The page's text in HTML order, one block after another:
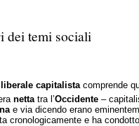
dei temi sociali
capitalistacomprende
nettatra l’Occidente –
e via dicendo erano
cronologicamente e ha